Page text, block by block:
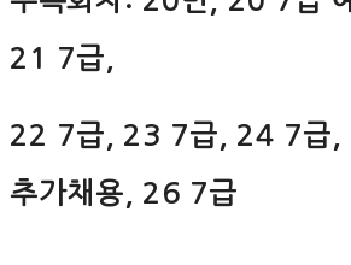
21 7급,
22 7급, 23 7급, 24 7급,
추가채용, 26 7급